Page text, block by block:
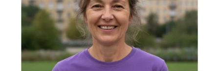
OKAMŽITĚ K ODBĚRU
B2B